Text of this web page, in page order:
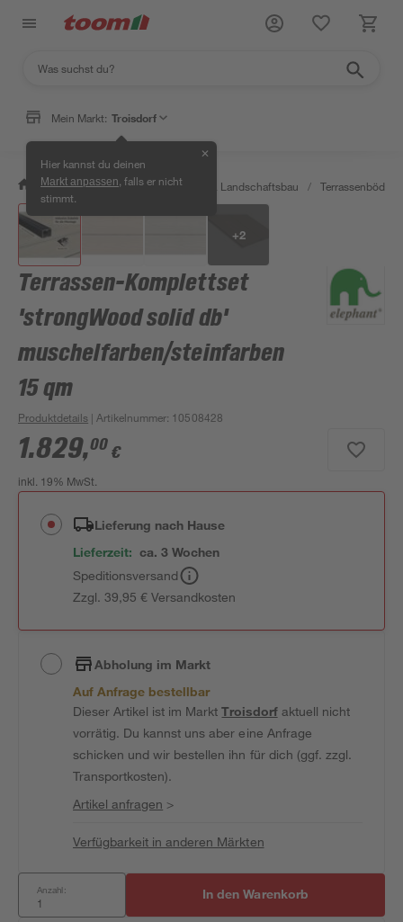
Mein Markt: Troisdorf
Hier kannst du deinen
Markt anpassen , falls er nicht
stimmt.
✕
/ Garten & Freizeit / Gartenbau & Landschaftsbau / Terrassenböden
+2
Terrassen-Komplettset
'strongWood solid db'
muschelfarben/steinfarben
15 qm
Produktdetails | Artikelnummer: 10508428
1.829,00 €
inkl. 19% MwSt.
Lieferung nach Hause
Lieferzeit: ca. 3 Wochen
Speditionsversand
Zzgl. 39,95 € Versandkosten
Abholung im Markt
Auf Anfrage bestellbar
Dieser Artikel ist im MarktTroisdorfaktuell nicht
vorrätig. Du kannst uns aber eine Anfrage
schicken und wir bestellen ihn für dich (ggf. zzgl.
Transportkosten).
Artikel anfragen >
Verfügbarkeit in anderen Märkten
Anzahl: In den Warenkorb